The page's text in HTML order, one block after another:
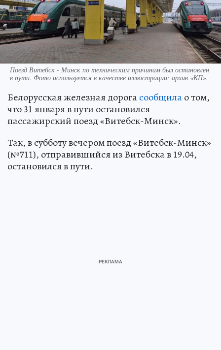
Поезд Витебск - Минск по техническим причинам был остановлен
в пути. Фото используется в качестве иллюстрации: архив «КП».
Белорусская железная дорогасообщилао том,
что 31 января в пути остановился
пассажирский поезд «Витебск-Минск».
Так, в субботу вечером поезд «Витебск-Минск»
(№711), отправившийся из Витебска в 19.04,
остановился в пути.